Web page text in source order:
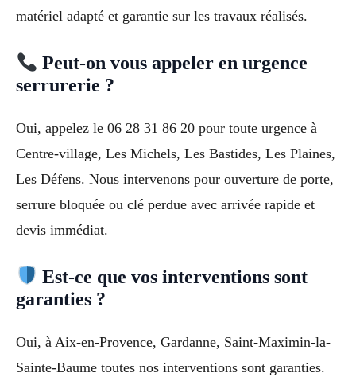
matériel adapté et garantie sur les travaux réalisés.
Peut-on vous appeler en urgence
serrurerie ?
Oui, appelez le 06 28 31 86 20 pour toute urgence à
Centre-village, Les Michels, Les Bastides, Les Plaines,
Les Défens. Nous intervenons pour ouverture de porte,
serrure bloquée ou clé perdue avec arrivée rapide et
devis immédiat.
Est-ce que vos interventions sont
garanties ?
Oui, à Aix-en-Provence, Gardanne, Saint-Maximin-la-
Sainte-Baume toutes nos interventions sont garanties.